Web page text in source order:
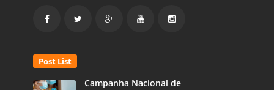
Post List
Campanha Nacional de